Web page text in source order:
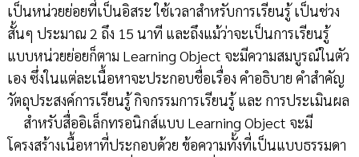
เป็นหน่วยย่อยที่เป็นอิสระ ใช้เวลาสำหรับการเรียนรู้ เป็นช่วง
สั้นๆ ประมาณ 2 ถึง 15 นาที และถึงแม้ว่าจะเป็นการเรียนรู้
แบบหน่วยย่อยก็ตาม Learning Object จะมีความสมบูรณ์ในตัว
เอง ซึ่งในแต่ละเนื้อหาจะประกอบชื่อเรื่อง คำอธิบาย คำสำคัญ
วัตถุประสงค์การเรียนรู้ กิจกรรมการเรียนรู้ และ การประเมินผล
สำหรับสื่ออิเล็กทรอนิกส์แบบ Learning Object จะมี
โครงสร้างเนื้อหาที่ประกอบด้วย ข้อความทั้งที่เป็นแบบธรรมดา